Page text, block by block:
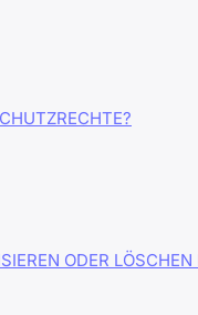
ODER LÖSCHEN